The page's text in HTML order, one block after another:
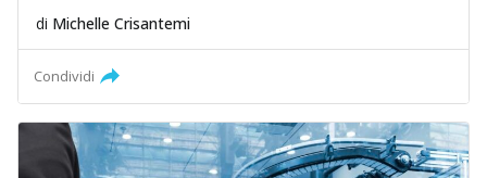
di Michelle Crisantemi
Condividi